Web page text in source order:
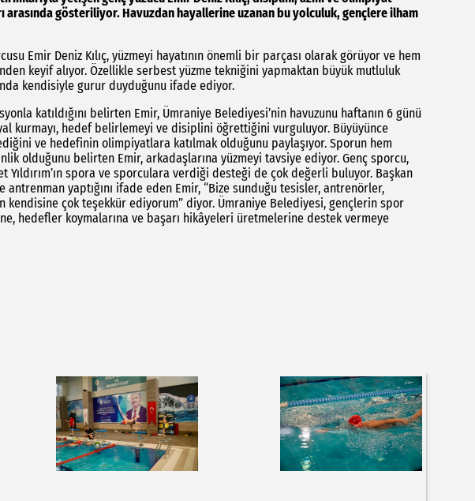
arasında gösteriliyor. Havuzdan hayallerine uzanan bu yolculuk, gençlere ilham
Emir Deniz Kılıç, yüzmeyi hayatının önemli bir parçası olarak görüyor ve hem
keyif alıyor. Özellikle serbest yüzme tekniğini yapmaktan büyük mutluluk
kendisiyle gurur duyduğunu ifade ediyor.
katıldığını belirten Emir, Ümraniye Belediyesi’nin havuzunu haftanın 6 günü
kurmayı, hedef belirlemeyi ve disiplini öğrettiğini vurguluyor. Büyüyünce
ve hedefinin olimpiyatlara katılmak olduğunu paylaşıyor. Sporun hem
olduğunu belirten Emir, arkadaşlarına yüzmeyi tavsiye ediyor. Genç sporcu,
Yıldırım’ın spora ve sporculara verdiği desteği de çok değerli buluyor. Başkan
antrenman yaptığını ifade eden Emir, “Bize sunduğu tesisler, antrenörler,
çok teşekkür ediyorum” diyor. Ümraniye Belediyesi, gençlerin spor
hedefler koymalarına ve başarı hikâyeleri üretmelerine destek vermeye